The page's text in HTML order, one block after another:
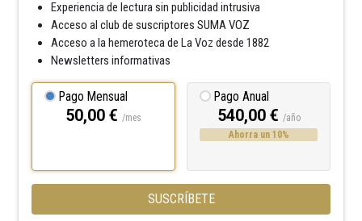
Experiencia de lectura sin publicidad intrusiva
Acceso al club de suscriptores SUMA VOZ
Acceso a la hemeroteca de La Voz desde 1882
Newsletters informativas
Pago Mensual
50,00 € /mes
Pago Anual
540,00 € /año
Ahorra un 10%
SUSCRÍBETE